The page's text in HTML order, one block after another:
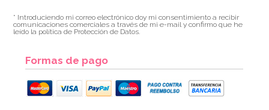
* Introduciendo mi correo electrónico doy mi consentimiento a recibir
comunicaciones comerciales a través de mi e-mail y confirmo que he
leído la política de Protección de Datos.
Formas de pago